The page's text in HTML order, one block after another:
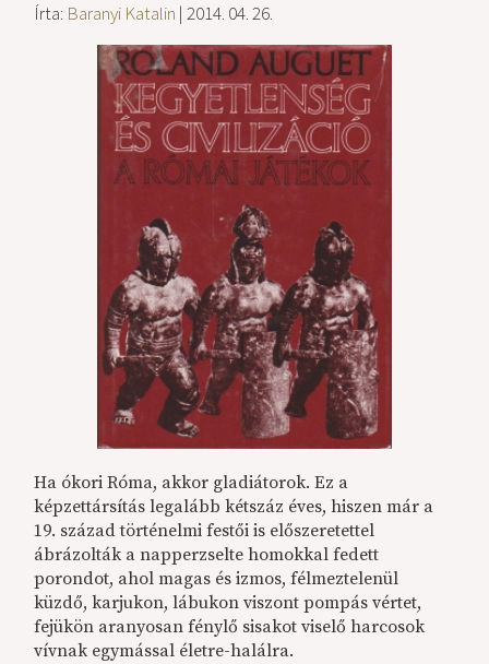
Írta: Baranyi Katalin | 2014. 04. 26.
Ha ókori Róma, akkor gladiátorok. Ez a
képzettársítás legalább kétszáz éves, hiszen már a
19. század történelmi festői is előszeretettel
ábrázolták a napperzselte homokkal fedett
porondot, ahol magas és izmos, félmeztelenül
küzdő, karjukon, lábukon viszont pompás vértet,
fejükön aranyosan fénylő sisakot viselő harcosok
vívnak egymással életre-halálra.